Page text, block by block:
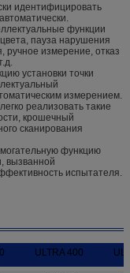
идентифицировать
функции
пауза нарушения
ручное измерение, отказ
установки точки
измерением.
реализовать такие
крошечный
сканирования
функцию
вызванной
испытателя.
ULTRA 400